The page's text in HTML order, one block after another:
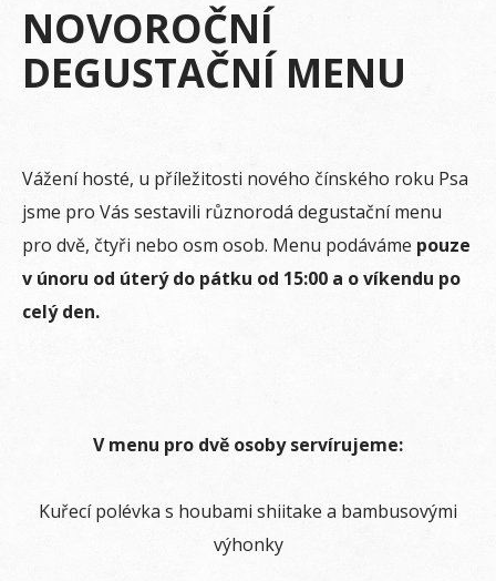
NOVOROČNÍ
DEGUSTAČNÍ MENU
Vážení hosté, u příležitosti nového čínského roku Psa
jsme pro Vás sestavili různorodá degustační menu
pro dvě, čtyři nebo osm osob. Menu podáváme pouze
v únoru od úterý do pátku od 15:00 a o víkendu po
celý den.
V menu pro dvě osoby servírujeme:
Kuřecí polévka s houbami shiitake a bambusovými
výhonky